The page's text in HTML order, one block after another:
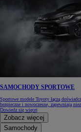
SAMOCHODY SPORTOWE
Sportowe modele Toyoty łączą
bezpieczne i nowoczesne, zapewniają
Dowiedz się więcej
Zobacz więcej
Samochody